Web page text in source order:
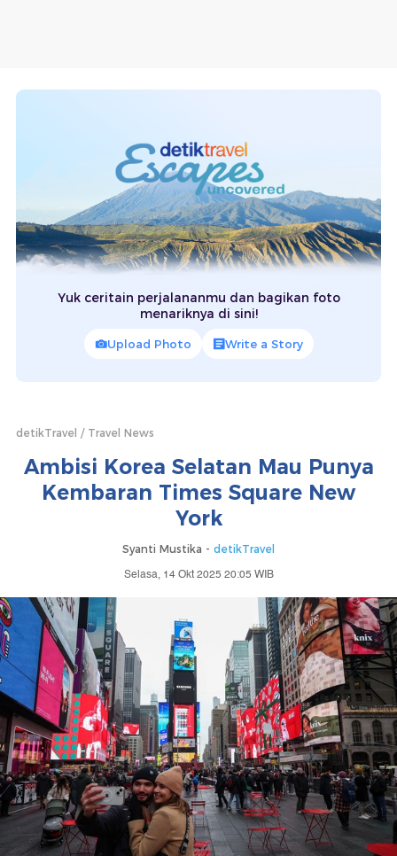
Yuk ceritain perjalananmu dan bagikan foto
menariknya di sini!
Upload Photo Write a Story
detikTravel Travel News
Ambisi Korea Selatan Mau Punya
Kembaran Times Square New
York
Syanti Mustika - detikTravel
Selasa, 14 Okt 2025 20:05 WIB